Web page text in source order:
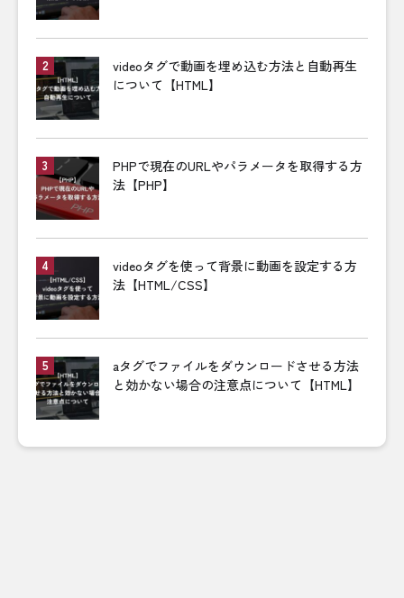
videoタグで動画を埋め込む方法と自動再生
について【HTML】
PHPで現在のURLやパラメータを取得する方
法【PHP】
videoタグを使って背景に動画を設定する方
法【HTML/CSS】
aタグでファイルをダウンロードさせる方法
と効かない場合の注意点について【HTML】